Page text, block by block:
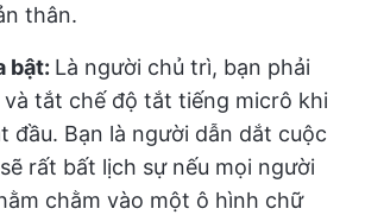
thân.
bật: Là người chủ trì, bạn phải
và tắt chế độ tắt tiếng micrô khi
đầu. Bạn là người dẫn dắt cuộc
rất bất lịch sự nếu mọi người
chằm vào một ô hình chữ